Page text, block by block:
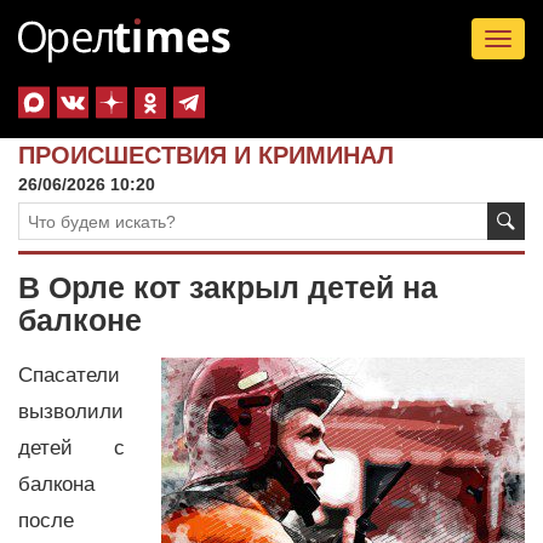
ПРОИСШЕСТВИЯ И КРИМИНАЛ
26/06/2026 10:20
В Орле кот закрыл детей на
балконе
Спасатели
вызволили
детей с
балкона
после